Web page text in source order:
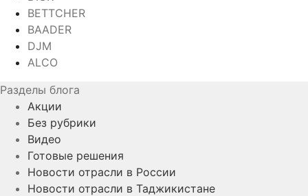
BETTCHER
BAADER
DJM
ALCO
Разделы блога
Акции
Без рубрики
Видео
Готовые решения
Новости отрасли в России
Новости отрасли в Таджикистане